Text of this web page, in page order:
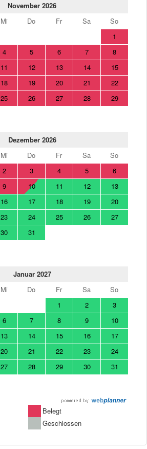
November 2026
Mi Do Fr Sa
So
1
4 5 6 7
8
11 12 13 14
15
18 19 20 21
22
25 26 27 28
29
Dezember 2026
Mi Do Fr Sa
So
2 3 4 5
6
9 10 11 12
13
16 17 18 19
20
23 24 25 26
27
30 31
Januar 2027
Mi Do Fr Sa
So
1
2
3
6 7 8 9
10
13 14 15 16
17
20 21 22 23
24
27 28 29 30 31
Belegt
Geschlossen